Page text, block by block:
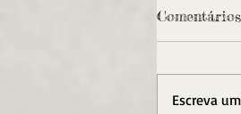
Comentários
Escreva